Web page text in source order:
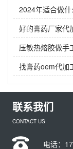
2024年适合做
好的膏药厂家代
找膏药oem代加
联系我们
CONTACT US
电话：